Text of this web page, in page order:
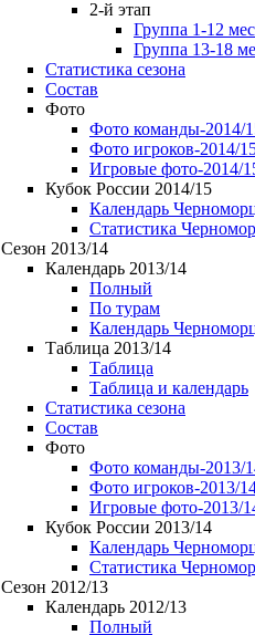
2-й этап
Группа 1-12
Группа 13-18
Статистика сезона
Состав
Фото
Фото команды-2014/
Фото игроков-2014/
Игровые фото-2014/
Кубок России 2014/15
Календарь
Статистика
Сезон 2013/14
Календарь 2013/14
Полный
По турам
Календарь
Таблица 2013/14
Таблица
Таблица и календарь
Статистика сезона
Состав
Фото
Фото команды-2013/
Фото игроков-2013/
Игровые фото-2013/
Кубок России 2013/14
Календарь
Статистика
Сезон 2012/13
Календарь 2012/13
Полный